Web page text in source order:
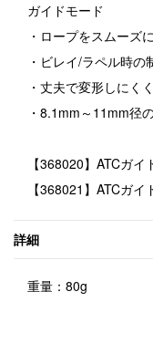
ガイドモード
・ロープをスムーズ
・ビレイ/ラペル時
・丈夫で変形しにく
・8.1mm～11mm径
【368020】ATCガ
【368021】ATCガイ
詳細
重量：80g